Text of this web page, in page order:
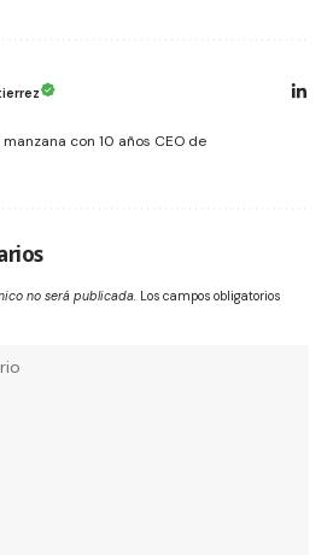
con 10 años CEO de
no será publicada. Los campos obligatorios